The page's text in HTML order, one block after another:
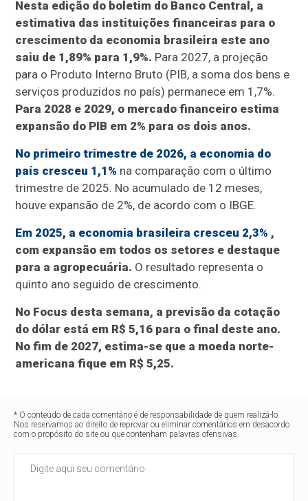
Nesta edição do boletim do Banco Central, a
estimativa das instituições financeiras para o
crescimento da economia brasileira este ano
saiu de 1,89% para 1,9%. Para 2027, a projeção
para o Produto Interno Bruto (PIB, a soma dos bens e
serviços produzidos no país) permanece em 1,7%.
Para 2028 e 2029, o mercado financeiro estima
expansão do PIB em 2% para os dois anos.
No primeiro trimestre de 2026, a economia do
país cresceu 1,1% na comparação com o último
trimestre de 2025. No acumulado de 12 meses,
houve expansão de 2%, de acordo com o IBGE.
Em 2025, a economia brasileira cresceu 2,3% ,
com expansão em todos os setores e destaque
para a agropecuária. O resultado representa o
quinto ano seguido de crescimento.
No Focus desta semana, a previsão da cotação
do dólar está em R$ 5,16 para o final deste ano.
No fim de 2027, estima-se que a moeda norte-
americana fique em R$ 5,25.
* O conteúdo de cada comentário é de responsabilidade de quem realizá-lo.
Nos reservamos ao direito de reprovar ou eliminar comentários em desacordo
com o propósito do site ou que contenham palavras ofensivas.